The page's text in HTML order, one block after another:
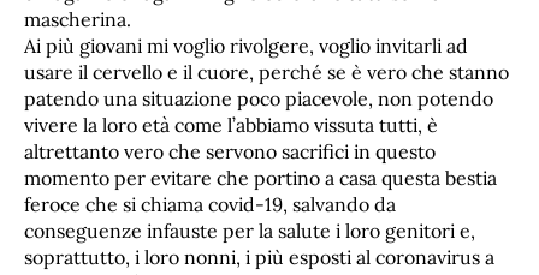
mascherina.
Ai più giovani mi voglio rivolgere, voglio invitarli ad
usare il cervello e il cuore, perché se è vero che stanno
patendo una situazione poco piacevole, non potendo
vivere la loro età come l’abbiamo vissuta tutti, è
altrettanto vero che servono sacrifici in questo
momento per evitare che portino a casa questa bestia
feroce che si chiama covid-19, salvando da
conseguenze infauste per la salute i loro genitori e,
soprattutto, i loro nonni, i più esposti al coronavirus a